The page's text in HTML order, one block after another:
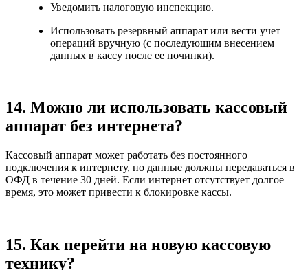
Уведомить налоговую инспекцию.
Использовать резервный аппарат или вести учет
операций вручную (с последующим внесением
данных в кассу после ее починки).
14. Можно ли использовать кассовый
аппарат без интернета?
Кассовый аппарат может работать без постоянного
подключения к интернету, но данные должны передаваться в
ОФД в течение 30 дней. Если интернет отсутствует долгое
время, это может привести к блокировке кассы.
15. Как перейти на новую кассовую
технику?